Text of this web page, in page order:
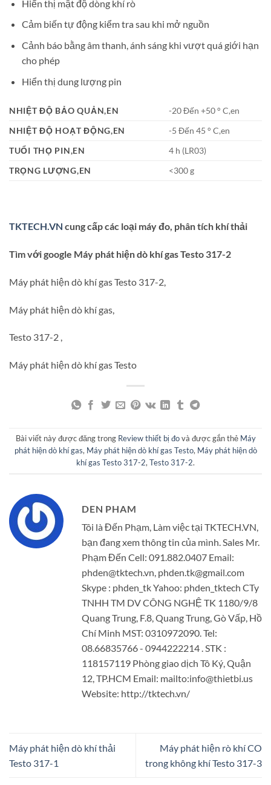
Hiển thị mật độ dòng khí rò
Cảm biến tự động kiểm tra sau khi mở nguồn
Cảnh báo bằng âm thanh, ánh sáng khi vượt quá giới hạn
cho phép
Hiển thị dung lượng pin
NHIỆT ĐỘ BẢO QUẢN,EN
-20 Đến +50 ° C,en
NHIỆT ĐỘ HOẠT ĐỘNG,EN
-5 Đến 45 ° C,en
TUỔI THỌ PIN,EN
4 h (LR03)
TRỌNG LƯỢNG,EN
<300 g
TKTECH.VN cung cấp các loại máy đo, phân tích khí thải
Tìm với google Máy phát hiện dò khí gas Testo 317-2
Máy phát hiện dò khí gas Testo 317-2,
Máy phát hiện dò khí gas,
Testo 317-2 ,
Máy phát hiện dò khí gas Testo
Bài viết này được đăng trong Review thiết bị đovà được gắn thẻ Máy
phát hiện dò khí gas, Máy phát hiện dò khí gas Testo, Máy phát hiện dò
khí gas Testo 317-2,Testo 317-2.
DEN PHAM
Tôi là Đến Phạm, Làm việc tại TKTECH.VN,
bạn đang xem thông tin của mình. Sales Mr.
Phạm Đến Cell: 091.882.0407 Email:
phden@tktech.vn, phden.tk@gmail.com
Skype : phden_tk Yahoo: phden_tktech CTy
TNHH TM DV CÔNG NGHỆ TK 1180/9/8
Quang Trung, F.8, Quang Trung, Gò Vấp, Hồ
Chí Minh MST: 0310972090. Tel:
08.66835766 - 0944222214 . STK :
118157119 Phòng giao dịch Tô Ký, Quận
12, TP.HCM Email: mailto:info@thietbi.us
Website: http://tktech.vn/
Máy phát hiện dò khí thải
Testo 317-1
Máy phát hiện rò khí CO
trong không khí Testo 317-3